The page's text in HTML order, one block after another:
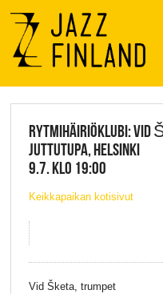
Menu
JAZZ FINLAND
RYTMIHÄIRIÖKLUBI: VID
JUTTUTUPA, HELSINKI
9.7. KLO 19:00
Keikkapaikan kotisivut
Vid Šketa, trumpet